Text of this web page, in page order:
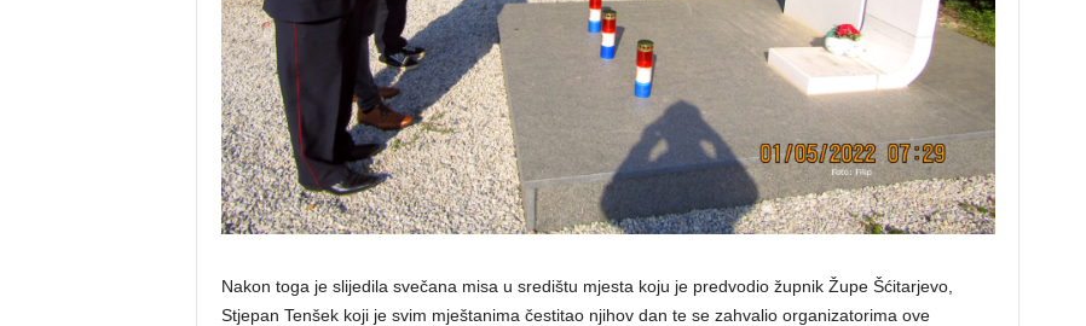
Nakon toga je slijedila svečana misa u središtu mjesta koju je predvodio župnik Župe Šćitarjevo,
Stjepan Tenšek koji je svim mještanima čestitao njihov dan te se zahvalio organizatorima ove